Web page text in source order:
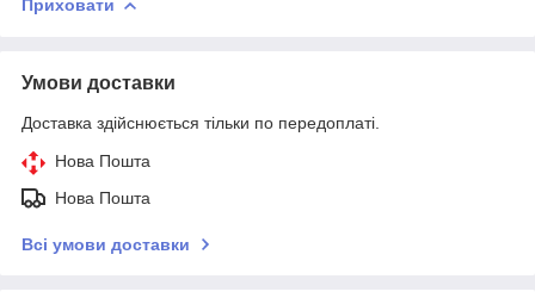
Приховати
Умови доставки
Доставка здійснюється тільки по передоплаті.
Нова Пошта
Нова Пошта
Всі умови доставки